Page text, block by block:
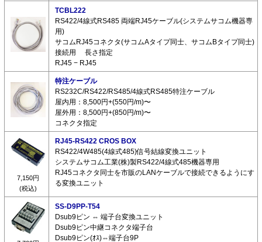
TCBL222
RS422/4線式RS485 両端RJ45ケーブル(システムサコム機器専
用)
サコムRJ45コネクタ(サコムAタイプ同士、サコムBタイプ同士)
接続用 長さ指定
RJ45 − RJ45
特注ケーブル
RS232C/RS422/RS485/4線式RS485特注ケーブル
屋内用：8,500円+(550円/m)〜
屋外用：8,500円+(850円/m)〜
コネクタ指定
7,150円
(税込)
RJ45-RS422 CROS BOX
RS422/4W485(4線式485)信号結線変換ユニット
システムサコム工業(株)製RS422/4線式485機器専用
RJ45コネクタ同士を市販のLANケーブルで接続できるようにす
る変換ユニット
SS-D9PP-T54
Dsub9ピン ⇔ 端子台変換ユニット
Dsub9ピン中継コネクタ端子台
Dsub9ピン(ｵｽ)⇔端子台9P